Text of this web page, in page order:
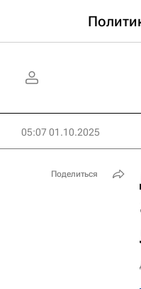
05:07 01.10.2025
Поделиться